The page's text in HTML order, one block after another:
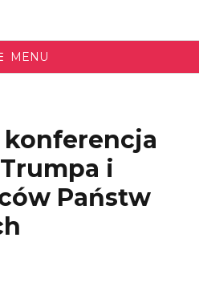
MENU
i
Państw